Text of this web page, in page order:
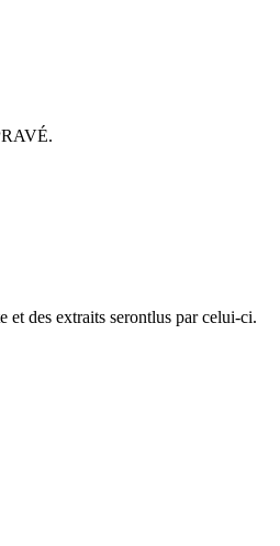
et des extraits serontlus par celui-ci.